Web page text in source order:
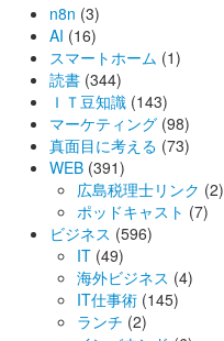
n8n (3)
AI (16)
スマートホーム (1)
読書 (344)
ＩＴ豆知識 (143)
マーケティング (98)
真面目に考える (73)
WEB (391)
広島税理士リンク (2)
ポッドキャスト (7)
ビジネス (596)
IT (49)
海外ビジネス (4)
IT仕事術 (145)
ランチ (2)